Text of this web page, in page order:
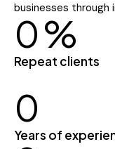
businesses through
0%
Repeat clients
0
Years of